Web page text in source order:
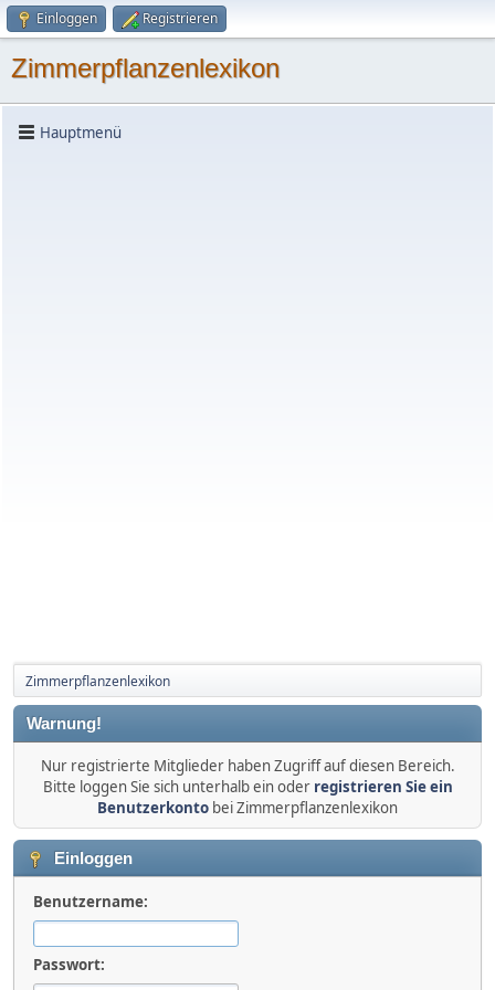
Einloggen Registrieren
Zimmerpflanzenlexikon
Hauptmenü
Zimmerpflanzenlexikon
Warnung!
Nur registrierte Mitglieder haben Zugriff auf diesen Bereich.
Bitte loggen Sie sich unterhalb ein oder registrieren Sie ein
Benutzerkonto bei Zimmerpflanzenlexikon
Einloggen
Benutzername:
Passwort: